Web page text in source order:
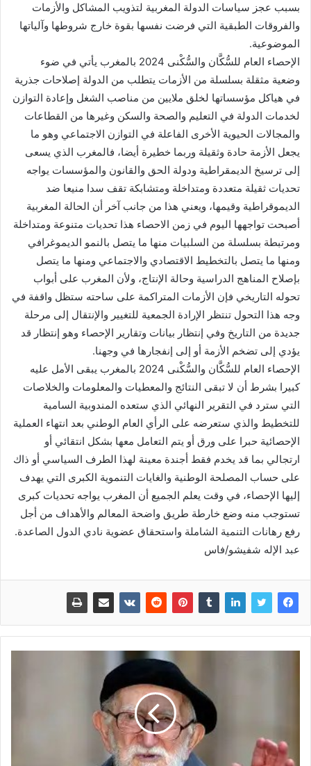
بسبب عجز سياسات الدولة المغربية لتذويب المشاكل والأزمات
والفروقات الطبقية التي فرضت نفسها بقوة خارج شروطها وآلياتها
الموضوعية.
الإحصاء العام للسُّكَّان والسُّكْنى 2024 بالمغرب يأتي في ضوء
وضعية مثقلة بسلسلة من الأزمات يتطلب من الدولة إصلاحات جذرية
في هياكل مؤسساتها لخلق ملايين من مناصب الشغل وإعادة التوازن
لخدمات الدولة في التعليم والصحة والسكن وغيرها من القطاعات
والمجالات الحيوية الأخرى الفاعلة في التوازن الاجتماعي وهو ما
يجعل الأزمة حادة وثقيلة وربما خطيرة أيضا، فالمغرب الذي يسعى
إلى ترسيخ الديمقراطية ودولة الحق والقانون والمؤسسات يواجه
تحديات ثقيلة متعددة ومتداخلة ومتشابكة تقف سدا منيعا ضد
الديموقراطية وقيمها، ويعني هذا من جانب آخر أن الحالة المغربية
أصبحت تواجهها اليوم في زمن الاحصاء هذا تحديات متنوعة ومتداخلة
ومرتبطة بسلسلة من السلبيات منها ما يتصل بالنمو الديموغرافي
ومنها ما يتصل بالتخطيط الاقتصادي والاجتماعي ومنها ما يتصل
بإصلاح المناهج الدراسية وحالة الإنتاج، ولأن المغرب على أبواب
تحوله التاريخي فإن الأزمات المتراكمة على ساحته ستظل واقفة في
وجه هذا التحول تنتظر الإرادة الجمعية للتغيير والإنتقال إلى مرحلة
جديدة من التاريخ وفي إنتظار بيانات وتقارير الإحصاء وهو إنتظار قد
يؤدي إلى تضخم الأزمة أو إلى إنفجارها في وجهنا.
الإحصاء العام للسُّكَّان والسُّكْنى 2024 بالمغرب يبقى الأمل عليه
كبيرا بشرط أن لا تبقى النتائج والمعطيات والمعلومات والخلاصات
التي سترد في التقرير النهائي الذي ستعده المندوبية السامية
للتخطيط والذي ستعرضه على الرأي العام الوطني بعد انتهاء العملية
الإحصائية حبرا على ورق أو يتم التعامل معها بشكل انتقائي أو
ارتجالي بما قد يخدم فقط أجندة معينة لهذا الطرف السياسي أو ذاك
على حساب المصلحة الوطنية والغايات التنموية الكبرى التي يهدف
إليها الإحصاء، في وقت يعلم الجميع أن المغرب يواجه تحديات كبرى
تستوجب منه وضع خارطة طريق واضحة المعالم والأهداف من أجل
رفع رهانات التنمية الشاملة واستحقاق عضوية نادي الدول الصاعدة.
عبد الإله شفيشو/فاس